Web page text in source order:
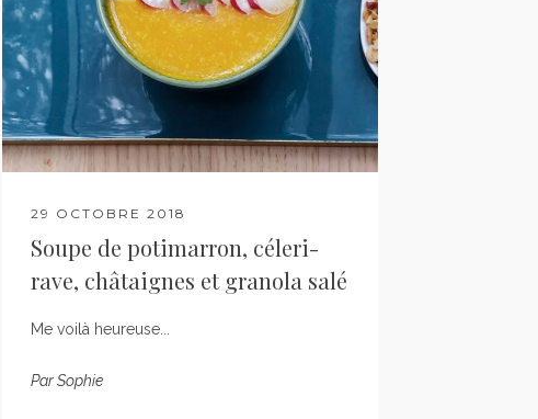
29 OCTOBRE 2018
Soupe de potimarron, céleri-
rave, châtaignes et granola salé
Me voilà heureuse...
ParSophie